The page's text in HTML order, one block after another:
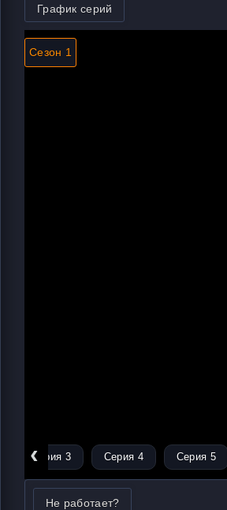
График серий
Сезон 1
‹
Серия 3 Серия 4 Серия 5
Не работает?